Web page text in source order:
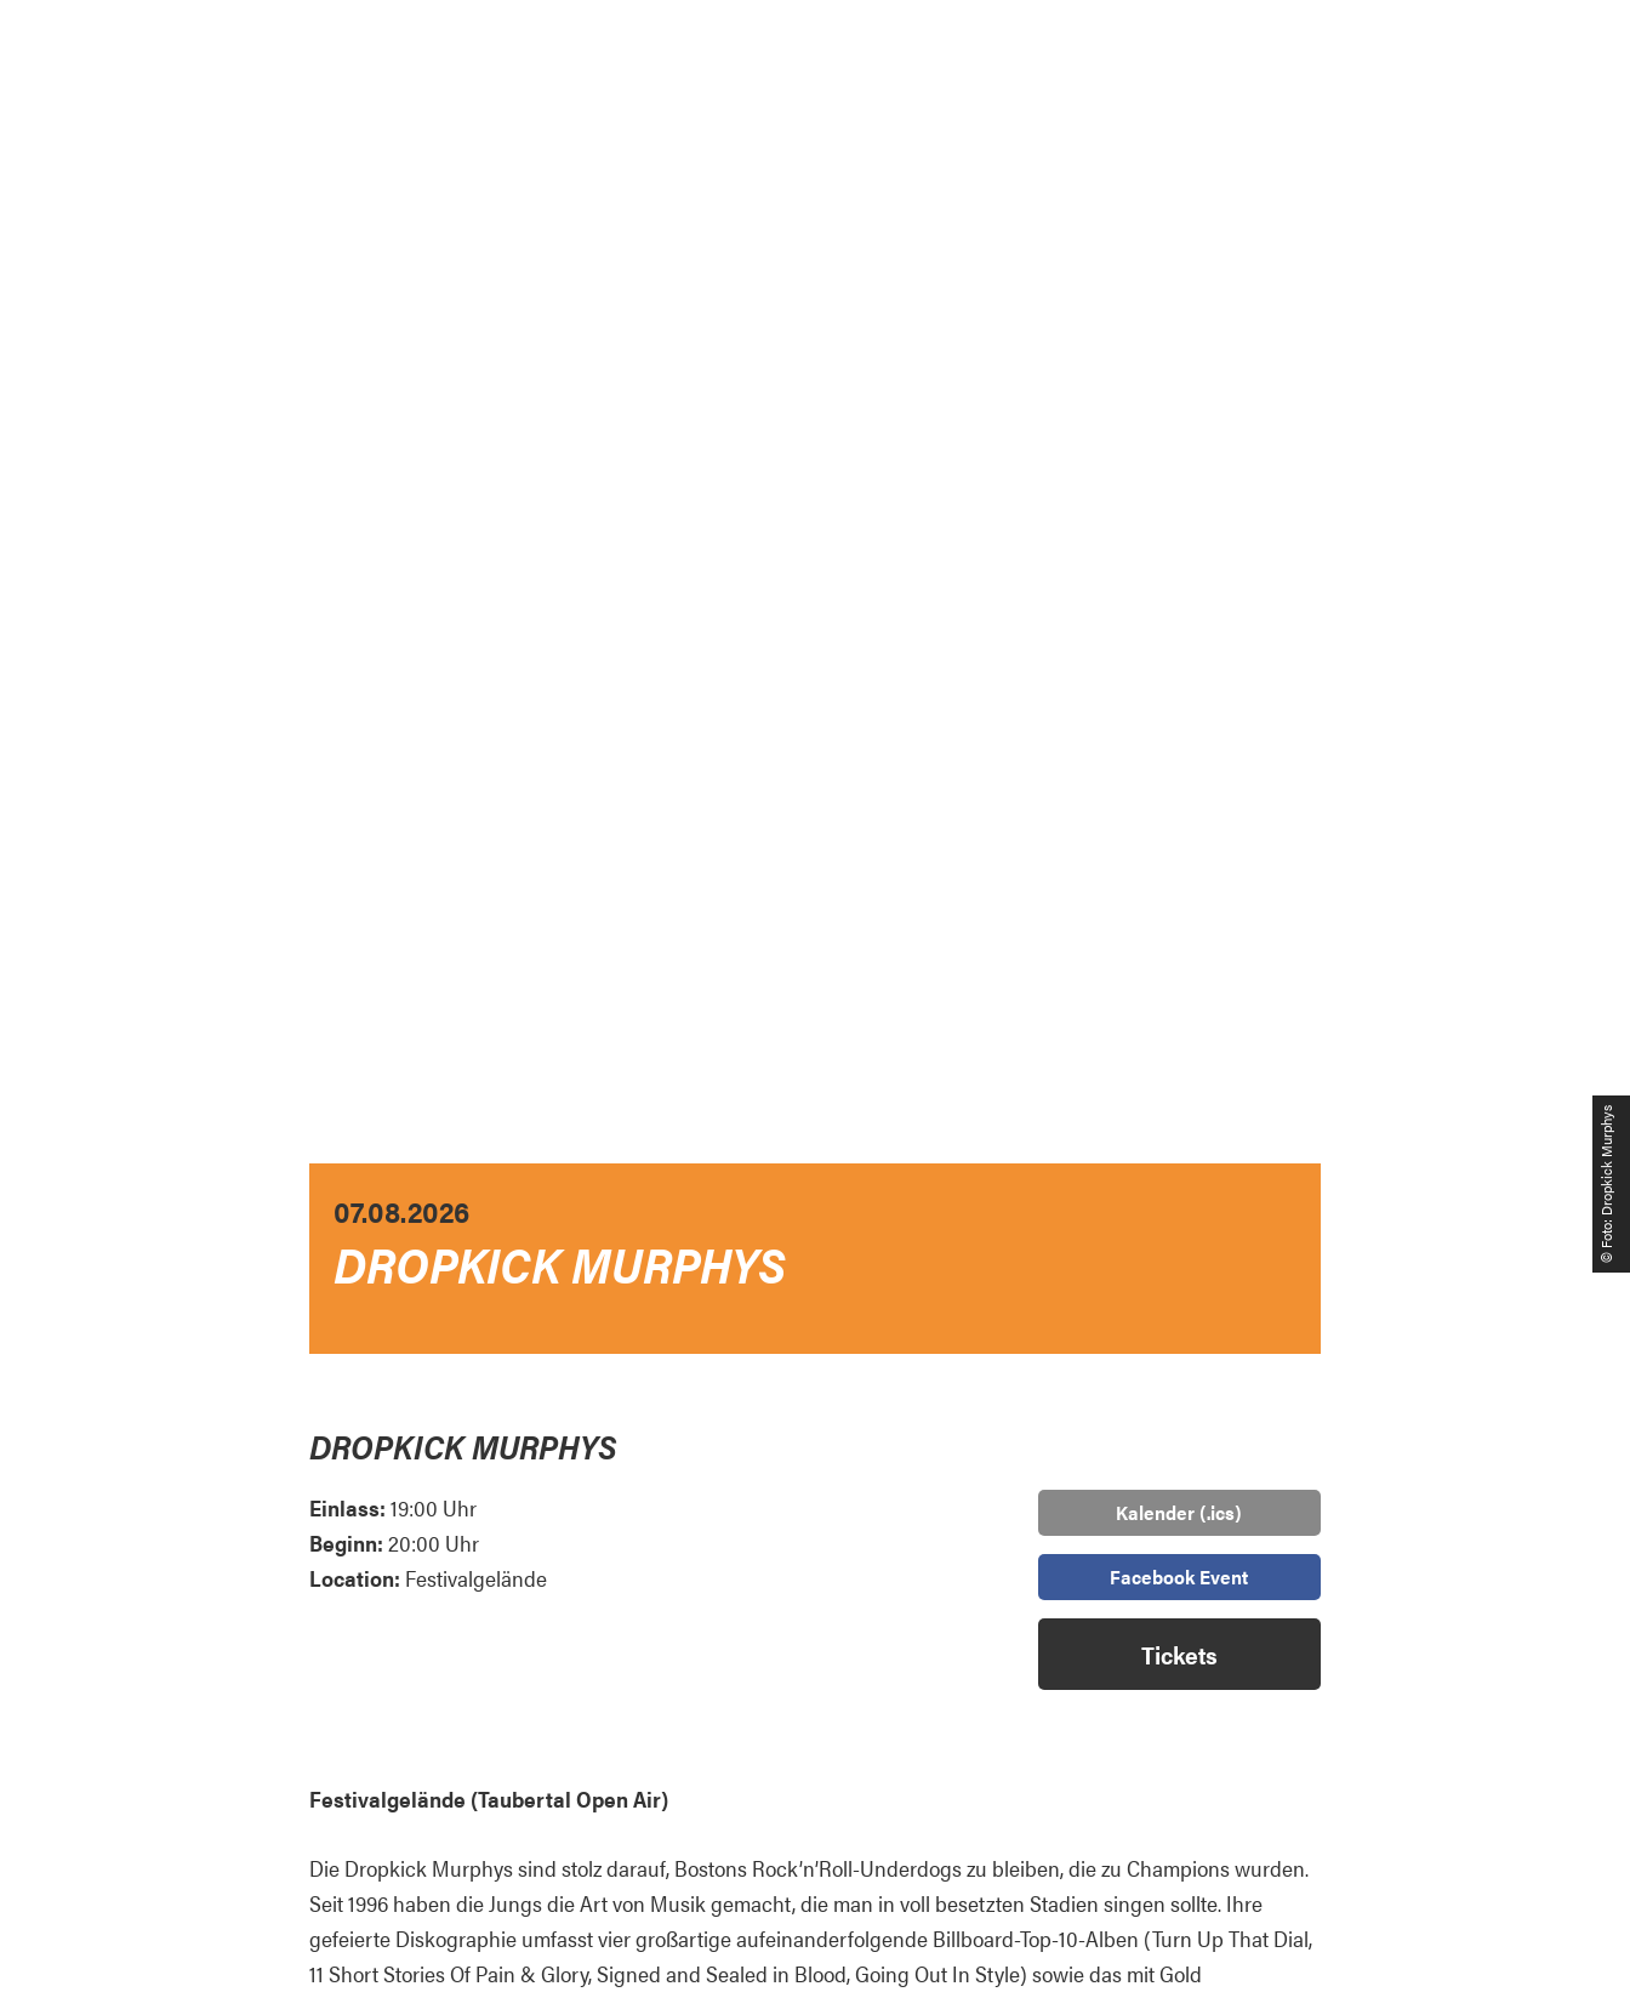
© Foto: Dropkick Murphys
07.08.2026
DROPKICK MURPHYS
DROPKICK MURPHYS
Einlass: 19:00 Uhr
Beginn: 20:00 Uhr
Location: Festivalgelände
Kalender (.ics)
Facebook Event
Tickets
Festivalgelände (Taubertal Open Air)
Die Dropkick Murphys sind stolz darauf, Bostons Rock’n’Roll-Underdogs zu bleiben, die zu Champions wurden.
Seit 1996 haben die Jungs die Art von Musik gemacht, die man in voll besetzten Stadien singen sollte. Ihre
gefeierte Diskographie umfasst vier großartige aufeinanderfolgende Billboard-Top-10-Alben (Turn Up That Dial,
11 Short Stories Of Pain & Glory, Signed and Sealed in Blood, Going Out In Style) sowie das mit Gold